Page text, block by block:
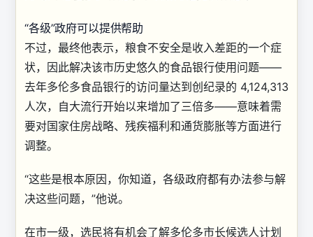
“各级”政府可以提供帮助
不过，最终他表示，粮食不安全是收入差距的一个症
状，因此解决该市历史悠久的食品银行使用问题——
去年多伦多食品银行的访问量达到创纪录的 4,124,313
人次，自大流行开始以来增加了三倍多——意味着需
要对国家住房战略、残疾福利和通货膨胀等方面进行
调整。
“这些是根本原因，你知道，各级政府都有办法参与解
决这些问题，”他说。
在市一级，选民将有机会了解多伦多市长候选人计划